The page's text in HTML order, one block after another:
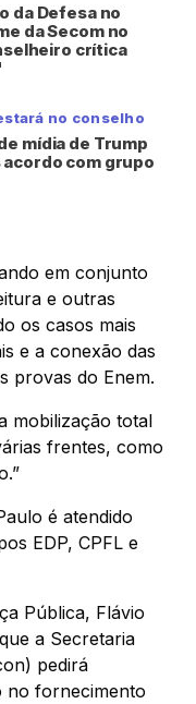
da Defesa no
da Secom no
crítica
no conselho
mídia de Trump
com grupo
em conjunto
e outras
os casos mais
e a conexão das
provas do Enem.
mobilização total
frentes, como
é atendido
EDP, CPFL e
Pública, Flávio
a Secretaria
pedirá
no fornecimento